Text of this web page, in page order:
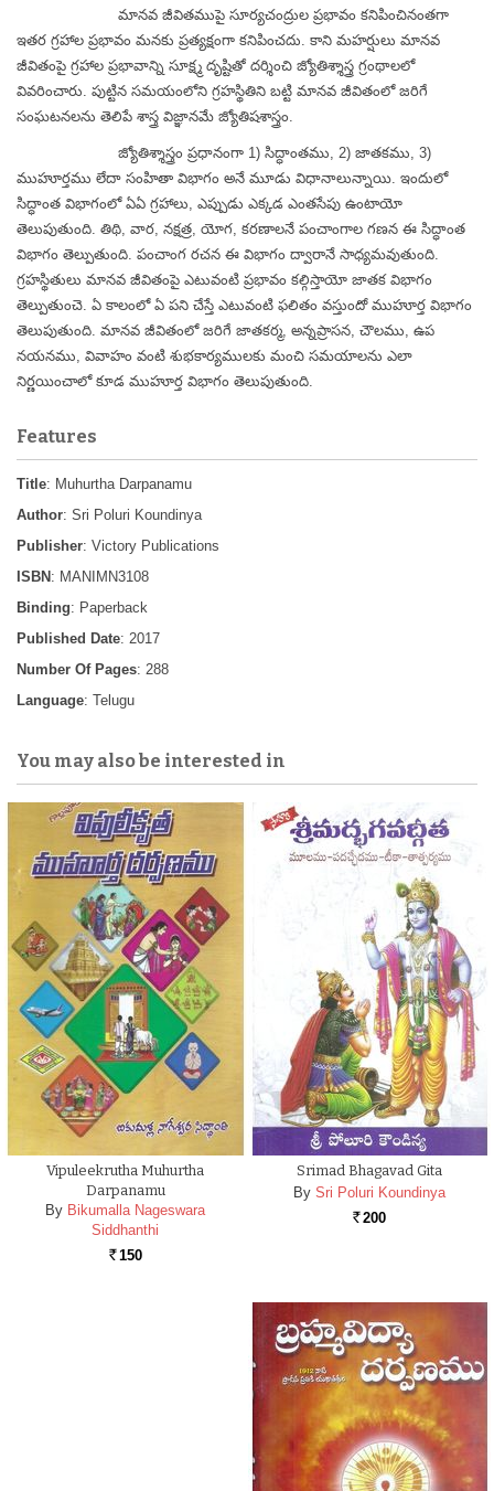
మానవ జీవితముపై సూర్యచంద్రుల ప్రభావం కనిపించినంతగా
ఇతర గ్రహాల ప్రభావం మనకు ప్రత్యక్షంగా కనిపించదు. కాని మహర్షులు మానవ
జీవితంపై గ్రహాల ప్రభావాన్ని సూక్ష్మ దృష్టితో దర్శించి జ్యోతిశ్శాస్త్ర గ్రంథాలలో
వివరించారు. పుట్టిన సమయంలోని గ్రహస్థితిని బట్టి మానవ జీవితంలో జరిగే
సంఘటనలను తెలిపే శాస్త్ర విజ్ఞానమే జ్యోతిషశాస్త్రం.
జ్యోతిశ్శాస్త్రం ప్రధానంగా 1) సిద్ధాంతము, 2) జాతకము, 3)
ముహూర్తము లేదా సంహితా విభాగం అనే మూడు విధానాలున్నాయి. ఇందులో
సిద్ధాంత విభాగంలో ఏఏ గ్రహాలు, ఎప్పుడు ఎక్కడ ఎంతసేపు ఉంటాయో
తెలుపుతుంది. తిథి, వార, నక్షత్ర, యోగ, కరణాలనే పంచాంగాల గణన ఈ సిద్ధాంత
విభాగం తెల్పుతుంది. పంచాంగ రచన ఈ విభాగం ద్వారానే సాధ్యమవుతుంది.
గ్రహస్థితులు మానవ జీవితంపై ఎటువంటి ప్రభావం కల్గిస్తాయో జాతక విభాగం
తెల్పుతుంచె. ఏ కాలంలో ఏ పని చేస్తే ఎటువంటి ఫలితం వస్తుందో ముహూర్త విభాగం
తెలుపుతుంది. మానవ జీవితంలో జరిగే జాతకర్మ, అన్నప్రాసన, చౌలము, ఉప
నయనము, వివాహం వంటి శుభకార్యములకు మంచి సమయాలను ఎలా
నిర్ణయించాలో కూడ ముహూర్త విభాగం తెలుపుతుంది.
Features
Title: Muhurtha Darpanamu
Author: Sri Poluri Koundinya
Publisher: Victory Publications
ISBN : MANIMN3108
Binding: Paperback
Published Date: 2017
Number Of Pages: 288
Language: Telugu
You may also be interested in
Vipuleekrutha Muhurtha
Darpanamu
By Bikumalla Nageswara
Siddhanthi
Rs. 150
Srimad Bhagavad Gita
By Sri Poluri Koundinya
Rs. 200